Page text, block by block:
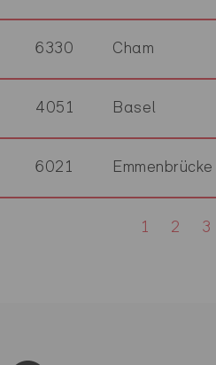
6330 Cham
4051 Basel
6021 Emmenbrücke
1 2 3